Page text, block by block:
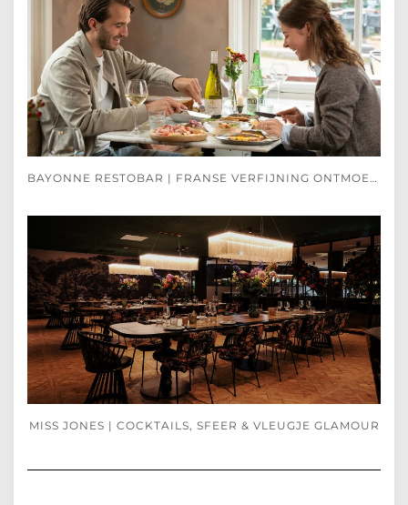
BAYONNE RESTOBAR | FRANSE VERFIJNING ONTMOET SPAANSE PASSIE
MISS JONES | COCKTAILS, SFEER & VLEUGJE GLAMOUR